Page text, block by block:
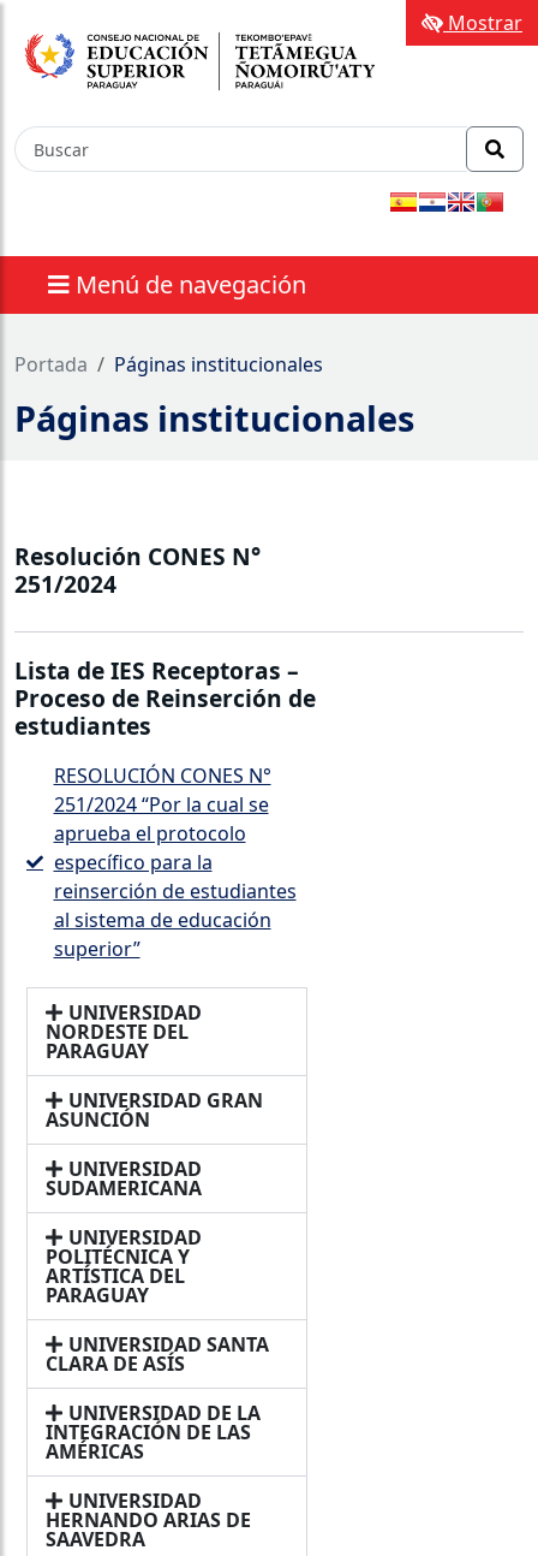
Menú de navegación
Mostrar
Portada Páginas institucionales
Páginas institucionales
Resolución CONES N°
251/2024
Lista de IES Receptoras –
Proceso de Reinserción de
estudiantes
RESOLUCIÓN CONES N°
251/2024 “Por la cual se
aprueba el protocolo
específico para la
reinserción de estudiantes
al sistema de educación
superior”
UNIVERSIDAD
NORDESTE DEL
PARAGUAY
UNIVERSIDAD GRAN
ASUNCIÓN
UNIVERSIDAD
SUDAMERICANA
UNIVERSIDAD
POLITÉCNICA Y
ARTÍSTICA DEL
PARAGUAY
UNIVERSIDAD SANTA
CLARA DE ASÍS
UNIVERSIDAD DE LA
INTEGRACIÓN DE LAS
AMÉRICAS
UNIVERSIDAD
HERNANDO ARIAS DE
SAAVEDRA